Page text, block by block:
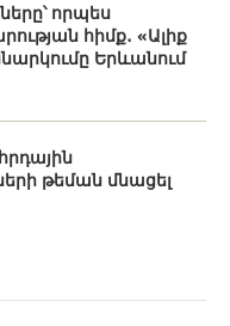
որպես
հիմք․ «Ալիք
Երևանում
թեման մնացել